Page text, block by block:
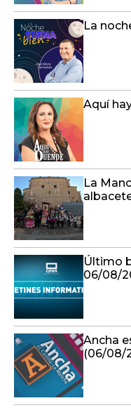
La
Aquí
La
Último
06/08/
Ancha
(06/08/